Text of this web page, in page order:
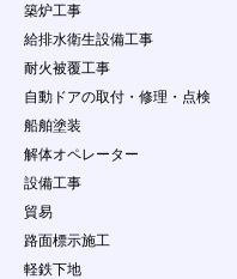
築炉工事
給排水衛生設備工事
耐火被覆工事
自動ドアの取付・修理・点検
船舶塗装
解体オペレーター
設備工事
貿易
路面標示施工
軽鉄下地